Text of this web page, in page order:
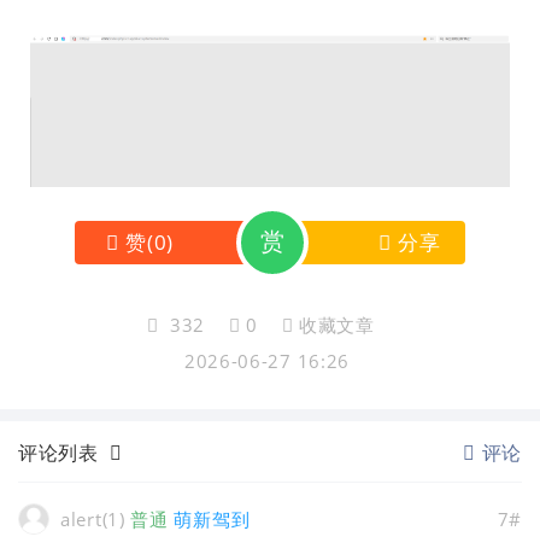
赞(0) 赏 分享
332 0
收藏文章
2026-06-27 16:26
评论列表 评论
alert(1) 普通 萌新驾到 7#